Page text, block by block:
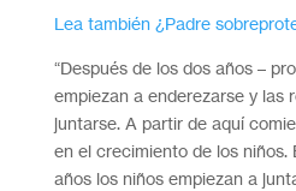
Lea también ¿Padre
“Después de los dos años –
empiezan a enderezarse y las
juntarse. A partir de aquí
en el crecimiento de los niños.
años los niños empiezan a